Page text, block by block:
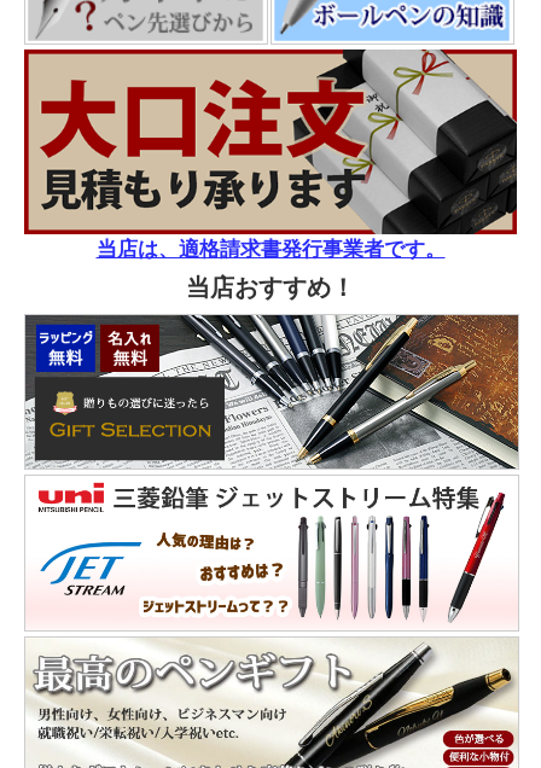
当店は、適格請求書発行事業者です。
当店おすすめ！